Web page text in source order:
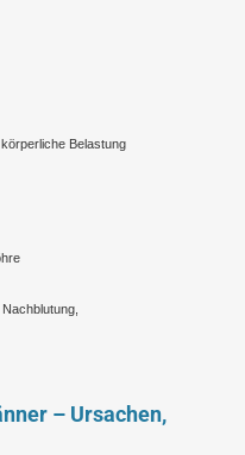
Belastung
– Ursachen,